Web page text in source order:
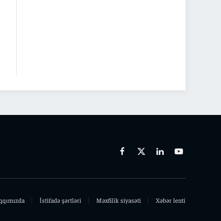
Facebook
X
LinkedinYoutube
İstifadə şərtləri Məxfilik siyasəti Xəbər lenti